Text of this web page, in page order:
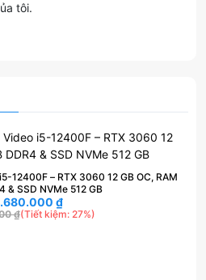
tôi.
12400F – RTX 3060 12 GB OC, RAM
& SSD NVMe 512 GB
(Tiết kiệm: 27%)
₫
₫